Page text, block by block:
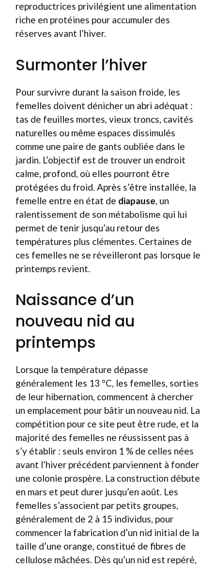
reproductrices privilégient une alimentation
riche en protéines pour accumuler des
réserves avant l’hiver.
Surmonter l’hiver
Pour survivre durant la saison froide, les
femelles doivent dénicher un abri adéquat :
tas de feuilles mortes, vieux troncs, cavités
naturelles ou même espaces dissimulés
comme une paire de gants oubliée dans le
jardin. L’objectif est de trouver un endroit
calme, profond, où elles pourront être
protégées du froid. Après s’être installée, la
femelle entre en état de diapause , un
ralentissement de son métabolisme qui lui
permet de tenir jusqu’au retour des
températures plus clémentes. Certaines de
ces femelles ne se réveilleront pas lorsque le
printemps revient.
Naissance d’un
nouveau nid au
printemps
Lorsque la température dépasse
généralement les 13 °C, les femelles, sorties
de leur hibernation, commencent à chercher
un emplacement pour bâtir un nouveau nid. La
compétition pour ce site peut être rude, et la
majorité des femelles ne réussissent pas à
s’y établir : seuls environ 1 % de celles nées
avant l’hiver précédent parviennent à fonder
une colonie prospère. La construction débute
en mars et peut durer jusqu’en août. Les
femelles s’associent par petits groupes,
généralement de 2 à 15 individus, pour
commencer la fabrication d’un nid initial de la
taille d’une orange, constitué de fibres de
cellulose mâchées. Dès qu’un nid est repéré,